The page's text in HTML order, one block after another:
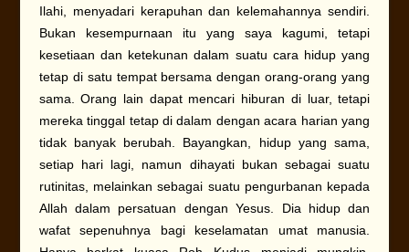
Ilahi, menyadari kerapuhan dan kelemahannya sendiri.
Bukan kesempurnaan itu yang saya kagumi, tetapi
kesetiaan dan ketekunan dalam suatu cara hidup yang
tetap di satu tempat bersama dengan orang-orang yang
sama. Orang lain dapat mencari hiburan di luar, tetapi
mereka tinggal tetap di dalam dengan acara harian yang
tidak banyak berubah. Bayangkan, hidup yang sama,
setiap hari lagi, namun dihayati bukan sebagai suatu
rutinitas, melainkan sebagai suatu pengurbanan kepada
Allah dalam persatuan dengan Yesus. Dia hidup dan
wafat sepenuhnya bagi keselamatan umat manusia.